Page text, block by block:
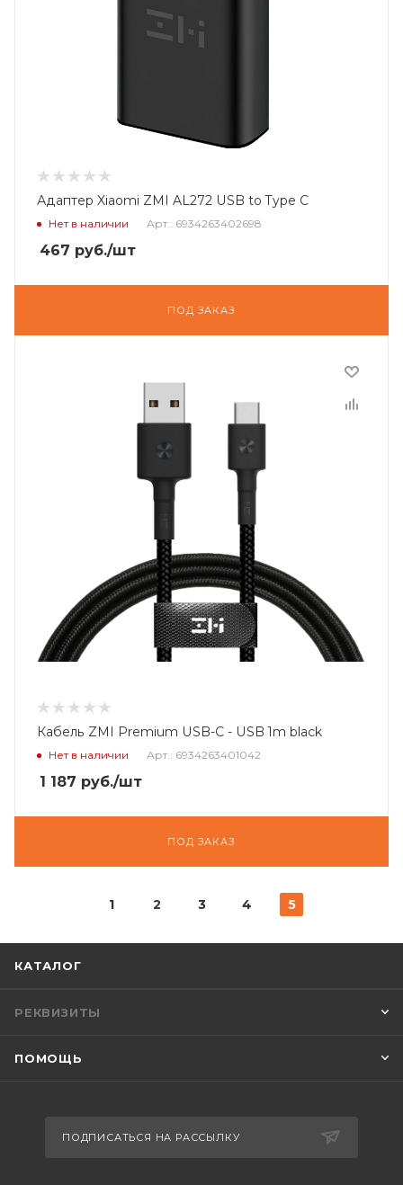
Адаптер Xiaomi ZMI AL272 USB to Type C
Нет в наличии Арт.: 6934263402698
467 руб./шт
ПОД ЗАКАЗ
Кабель ZMI Premium USB-C - USB 1m black
Нет в наличии Арт.: 6934263401042
1 187 руб./шт
ПОД ЗАКАЗ
1 2 3 4 5
КАТАЛОГ
РЕКВИЗИТЫ
ПОМОЩЬ
ПОДПИСАТЬСЯ НА РАССЫЛКУ